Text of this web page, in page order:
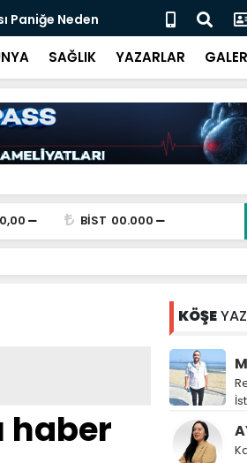
göreve
Merkez Bankası'nın
SAĞLIK YAZARLAR
BİST 00.000
haber
KÖŞE